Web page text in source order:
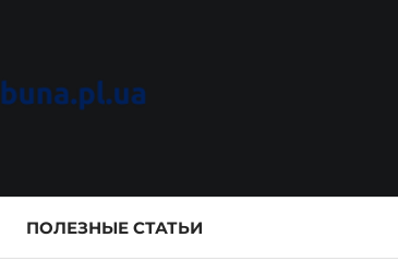
ПОЛЕЗНЫЕ СТАТЬИ